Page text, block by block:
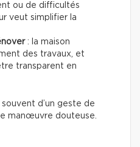
ou de difficultés
veut simplifier la
: la maison
des travaux, et
transparent en
souvent d’un geste de
manœuvre douteuse.